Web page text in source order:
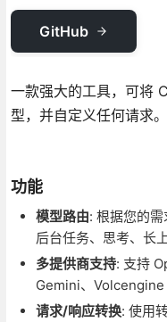
GitHub
一款强大的工具，可将
型，并自定义任何请求。
功能
模型路由: 根据您的需
后台任务、思考、长
多提供商支持: 支持
Gemini、Volcengine
请求/响应转换: 使用